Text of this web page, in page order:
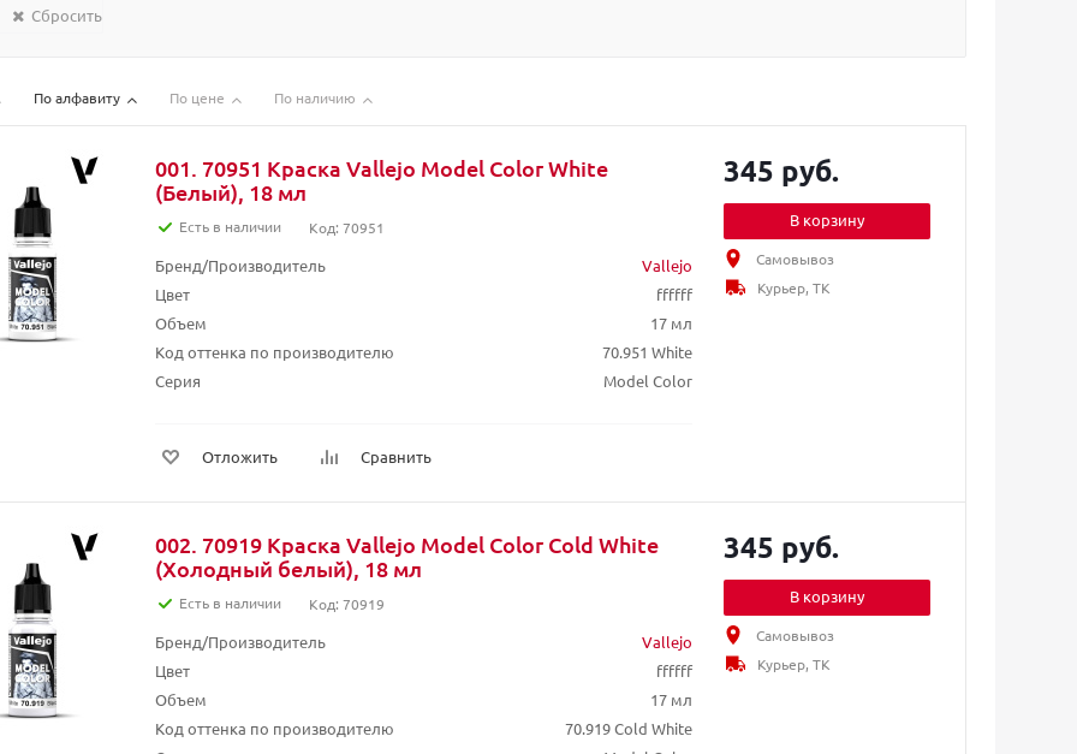
Сбросить
По алфавиту По цене По наличию
001. 70951 Краска Vallejo Model Color White
(Белый), 18 мл
Есть в наличии Код: 70951
Бренд/Производитель
Vallejo
Цвет
ffffff
Объем
17 мл
Код оттенка по производителю
70.951 White
Серия
Model Color
Отложить Сравнить
345 руб.
В корзину
Самовывоз
Курьер, ТК
002. 70919 Краска Vallejo Model Color Cold White
(Холодный белый), 18 мл
Есть в наличии Код: 70919
Бренд/Производитель
Vallejo
Цвет
ffffff
Объем
17 мл
Код оттенка по производителю
70.919 Cold White
345 руб.
В корзину
Самовывоз
Курьер, ТК